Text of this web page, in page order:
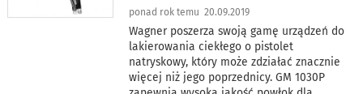
ponad rok temu 20.09.2019
Wagner poszerza swoją gamę urządzeń do
lakierowania ciekłego o pistolet
natryskowy, który może zdziałać znacznie
więcej niż jego poprzednicy. GM 1030P